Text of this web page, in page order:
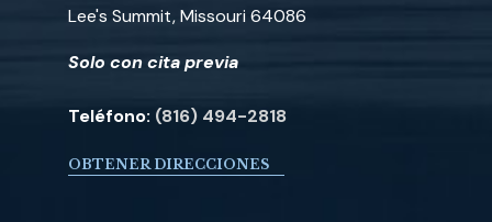
Lee's Summit, Missouri 64086
Solo con cita previa
Teléfono: (816) 494-2818
OBTENER DIRECCIONES